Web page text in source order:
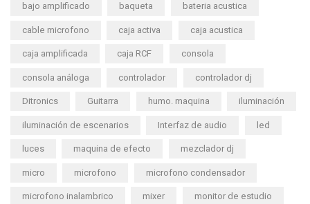
bajo amplificado baqueta bateria acustica
cable microfono caja activa caja acustica
caja amplificada caja RCF consola
consola análoga controlador controlador dj
Ditronics Guitarra humo. maquina iluminación
iluminación de escenarios Interfaz de audio led
luces maquina de efecto mezclador dj
micro microfono microfono condensador
microfono inalambrico mixer monitor de estudio